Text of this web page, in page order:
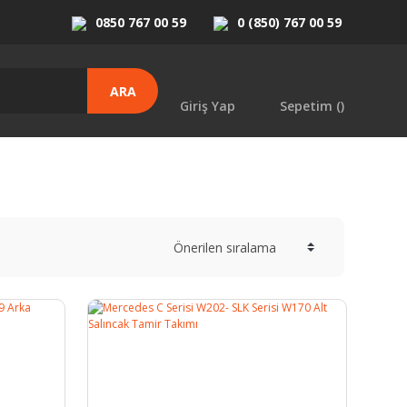
0850 767 00 59 0 (850) 767 00 59
ARA
Giriş Yap
Sepetim ()